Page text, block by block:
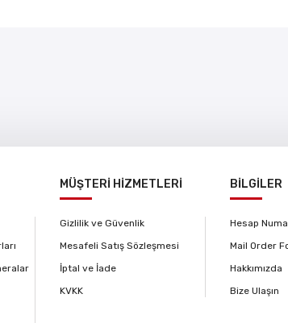
MÜŞTERİ HİZMETLERİ
Gizlilik ve Güvenlik
Mesafeli Satış Sözleşmesi
İptal ve İade
KVKK
BİLGİLER
Hesap
Mail Order
Hakkımızda
Bize Ulaşın